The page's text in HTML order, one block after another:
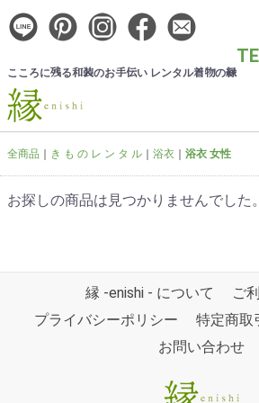
こころに残る和装のお手伝い レンタル着物の縁
全商品 き も の レ ン タ ル 浴衣 浴衣 女性
お探しの商品は見つかりませんでした。
縁 -enishi - について
ご
プライバシーポリシー
特定商取
お問い合わせ